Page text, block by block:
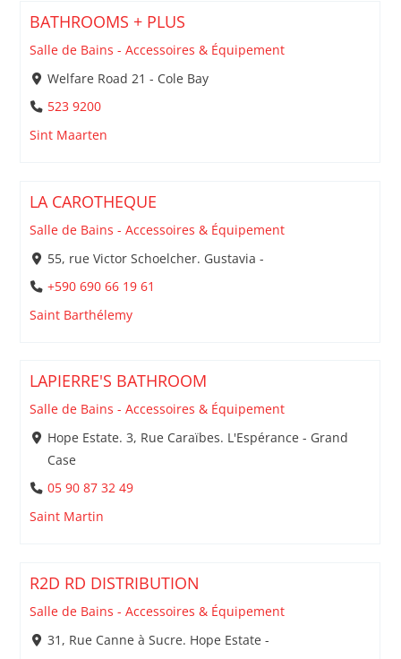
BATHROOMS + PLUS
Salle de Bains - Accessoires & Équipement
Welfare Road 21 - Cole Bay
523 9200
Sint Maarten
LA CAROTHEQUE
Salle de Bains - Accessoires & Équipement
55, rue Victor Schoelcher. Gustavia -
+590 690 66 19 61
Saint Barthélemy
LAPIERRE'S BATHROOM
Salle de Bains - Accessoires & Équipement
Hope Estate. 3, Rue Caraïbes. L'Espérance - Grand
Case
05 90 87 32 49
Saint Martin
R2D RD DISTRIBUTION
Salle de Bains - Accessoires & Équipement
31, Rue Canne à Sucre. Hope Estate -